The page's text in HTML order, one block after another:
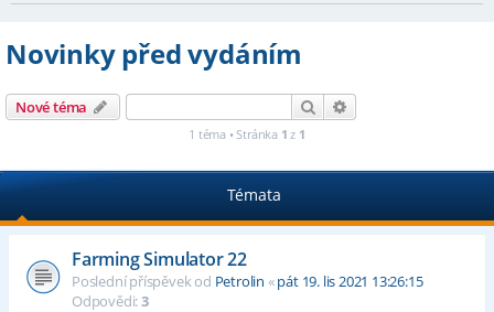
Novinky před vydáním
Nové téma Hledat
1 téma • Stránka 1 z 1
Témata
Farming Simulator 22
Poslední příspěvek od Petrolin «pát 19. lis 2021 13:26:15
Odpovědi:3